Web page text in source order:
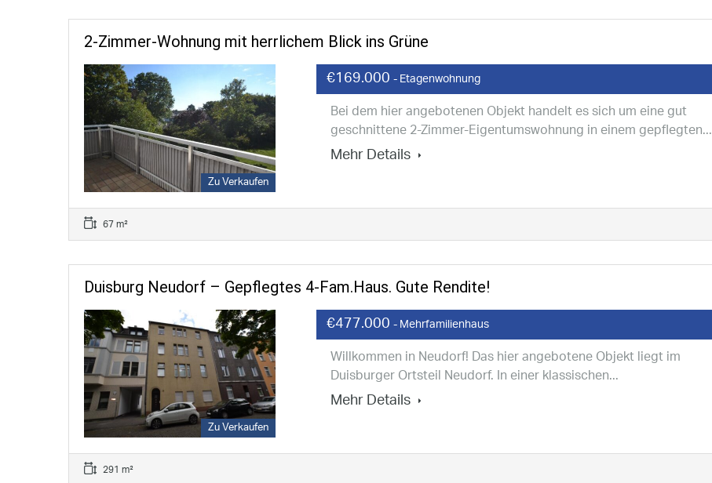
2-Zimmer-Wohnung mit herrlichem Blick ins Grüne
Zu Verkaufen
€169.000 - Etagenwohnung
Bei dem hier angebotenen Objekt handelt es sich um eine gut
geschnittene 2-Zimmer-Eigentumswohnung in einem gepflegten...
Mehr Details
67 m²
Duisburg Neudorf – Gepflegtes 4-Fam.Haus. Gute Rendite!
Zu Verkaufen
€477.000 - Mehrfamilienhaus
Willkommen in Neudorf! Das hier angebotene Objekt liegt im
Duisburger Ortsteil Neudorf. In einer klassischen...
Mehr Details
291 m²